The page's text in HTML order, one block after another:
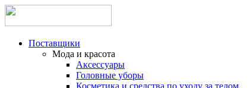
Поставщики
Мода и красота
Аксессуары
Головные уборы
Косметика и средства по уходу за телом